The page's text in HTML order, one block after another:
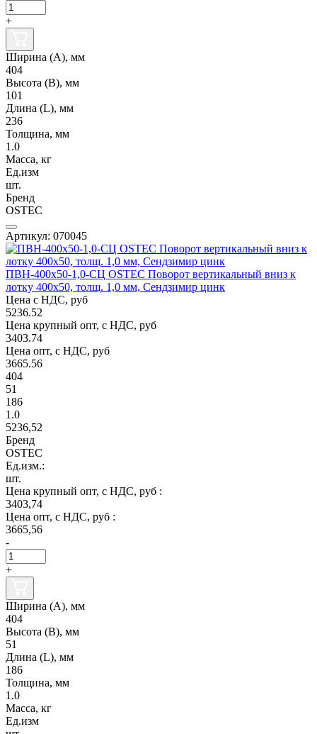
+
Ширина (А), мм
404
Высота (В), мм
101
Длина (L), мм
236
Толщина, мм
1.0
Масса, кг
Ед.изм
шт.
Бренд
OSTEC
Артикул: 070045
ПВН-400х50-1,0-СЦ OSTEC Поворот вертикальный вниз к
лотку 400х50, толщ. 1,0 мм, Сендзимир цинк
Цена с НДС, руб
5236.52
Цена крупный опт, с НДС, руб
3403.74
Цена опт, с НДС, руб
3665.56
404
51
186
1.0
5236,52
Бренд
OSTEC
Ед.изм.:
шт.
Цена крупный опт, с НДС, руб :
3403,74
Цена опт, с НДС, руб :
3665,56
-
+
Ширина (А), мм
404
Высота (В), мм
51
Длина (L), мм
186
Толщина, мм
1.0
Масса, кг
Ед.изм